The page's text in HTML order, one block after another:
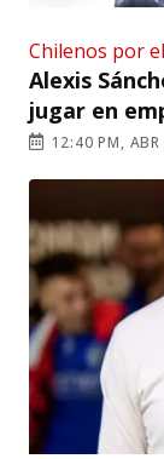
Chilenos por
Alexis
jugar en
12:40 PM,